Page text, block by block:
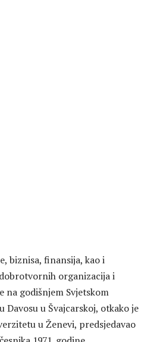
biznisa, finansija, kao i
organizacija i
na godišnjem Svjetskom
Davosu u Švajcarskoj, otkako je
u Ženevi, predsjedavao